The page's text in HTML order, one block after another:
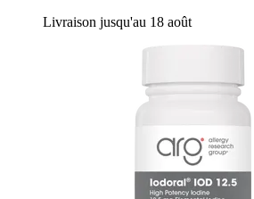
Livraison jusqu'au 18 août